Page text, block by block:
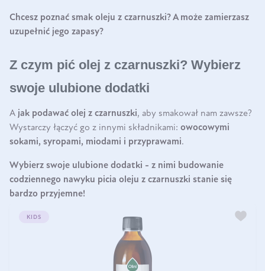
Chcesz poznać smak oleju z czarnuszki? A może zamierzasz
uzupełnić jego zapasy?
Z czym pić olej z czarnuszki? Wybierz
swoje ulubione dodatki
A jak podawać olej z czarnuszki, aby smakował nam zawsze?
Wystarczy łączyć go z innymi składnikami: owocowymi
sokami, syropami, miodami i przyprawami.
Wybierz swoje ulubione dodatki - z nimi budowanie
codziennego nawyku picia oleju z czarnuszki stanie się
bardzo przyjemne!
KIDS